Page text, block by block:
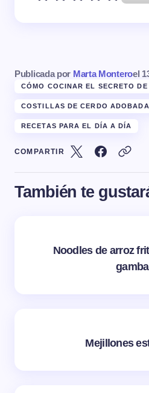
Publicada por Marta Monteroel
CÓMO COCINAR EL SECRETO DE
COSTILLAS DE CERDO
RECETAS PARA EL DÍA A DÍA
COMPARTIR
También te
Noodles de arroz
Mejillones